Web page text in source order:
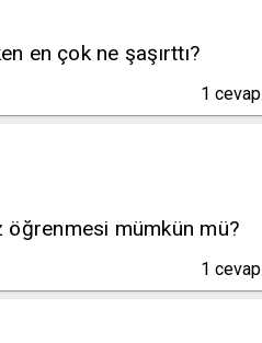
en çok ne şaşırttı?
1 cevap
öğrenmesi mümkün mü?
1 cevap